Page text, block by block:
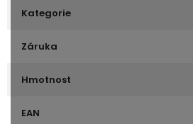
Kategorie
Záruka
Hmotnost
EAN